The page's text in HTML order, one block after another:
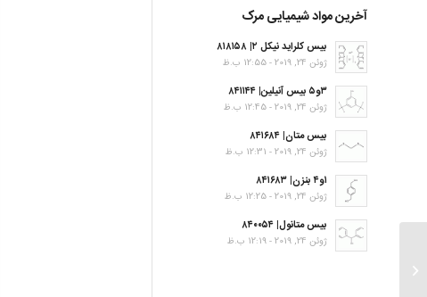
آخرین مواد شیمیایی مرک
بیس کلراید نیکل ۲| ۸۱۸۱۵۸
ژوئن 24, 2019 - 12:55 ب.ظ
۳و۵ بیس آنیلین| ۸۴۱۱۴۴
ژوئن 24, 2019 - 12:45 ب.ظ
بیس متان| ۸۴۱۶۸۴
ژوئن 24, 2019 - 12:31 ب.ظ
۱و۴ بنزن| ۸۴۱۶۸۳
ژوئن 24, 2019 - 12:25 ب.ظ
بیس متانول| ۸۴۰۰۵۴
ژوئن 24, 2019 - 12:19 ب.ظ